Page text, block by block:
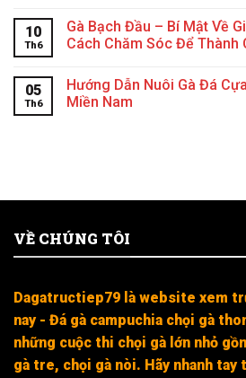
10
Th6
Gà Bạch Đầu – Bí Mật Về
Cách Chăm Sóc Để Thành
05
Th6
Hướng Dẫn Nuôi Gà Đá
Miền Nam
VỀ CHÚNG TÔI
Dagatructiep79 là website xem
nay - Đá gà campuchia chọi gà
những cuộc thi chọi gà lớn nhỏ
gà tre, chọi gà nòi. Hãy nhanh tay